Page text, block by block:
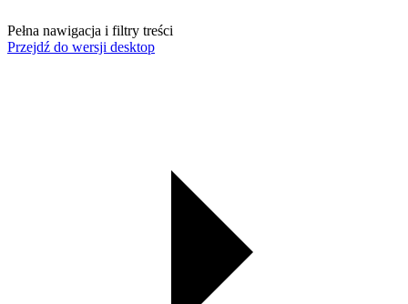
Pełna nawigacja i filtry treści
Przejdź do wersji desktop